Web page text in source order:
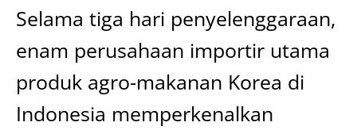
Selama tiga hari penyelenggaraan,
enam perusahaan importir utama
produk agro-makanan Korea di
Indonesia memperkenalkan